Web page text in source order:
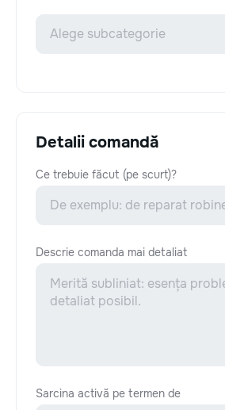
Detalii comandă
Ce trebuie făcut (pe scurt)?
Descrie comanda mai detaliat
Sarcina activă pe termen de